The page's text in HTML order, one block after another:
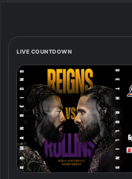
LIVE COUNTDOWN